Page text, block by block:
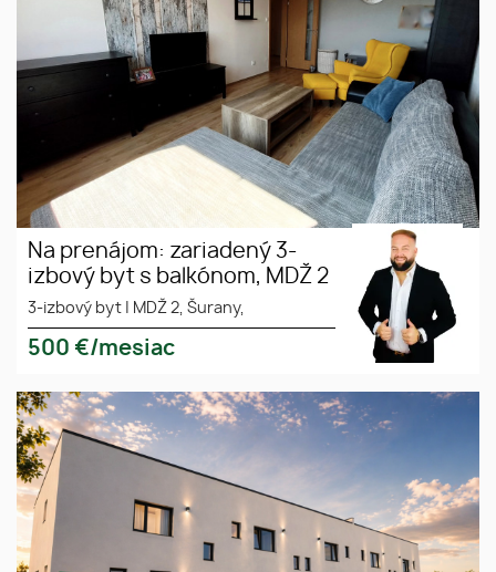
Na prenájom: zariadený 3-
izbový byt s balkónom, MDŽ 2
3-izbový byt MDŽ 2, Šurany,
500 €/mesiac
Novostavba 5 moderných
rodinných domov - Nová
Polhora/Košice
TOP LOKALITA